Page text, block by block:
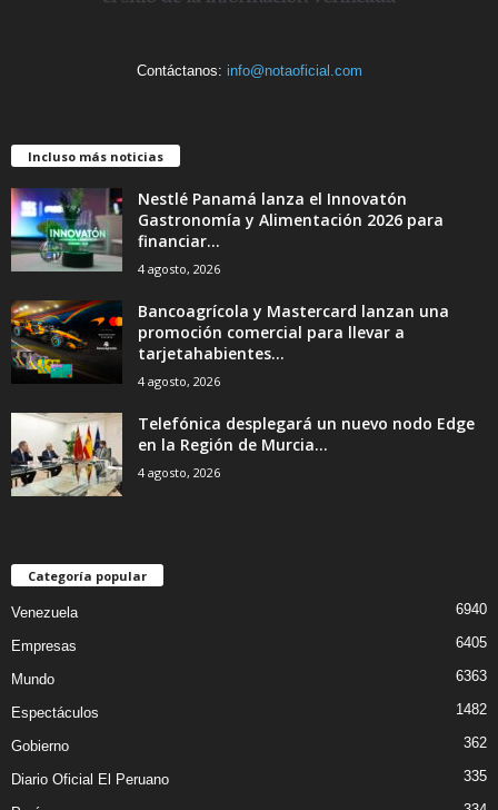
Contáctanos: info@notaoficial.com
Incluso más noticias
Nestlé Panamá lanza el Innovatón
Gastronomía y Alimentación 2026 para
financiar...
4 agosto, 2026
Bancoagrícola y Mastercard lanzan una
promoción comercial para llevar a
tarjetahabientes...
4 agosto, 2026
Telefónica desplegará un nuevo nodo Edge
en la Región de Murcia...
4 agosto, 2026
Categoría popular
Venezuela 6940
Empresas 6405
Mundo 6363
Espectáculos 1482
Gobierno 362
Diario Oficial El Peruano 335